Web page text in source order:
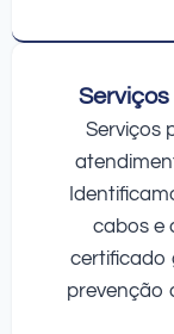
Serviços
cabos e
certificado
prevenção